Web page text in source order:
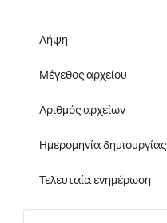
Λήψη
Μέγεθος αρχείου
Αριθμός αρχείων
Ημερομηνία δημιουργίας
Τελευταία ενημέρωση